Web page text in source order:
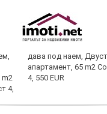
дава под наем,
апартамент, 65 m2
4, 550 EUR